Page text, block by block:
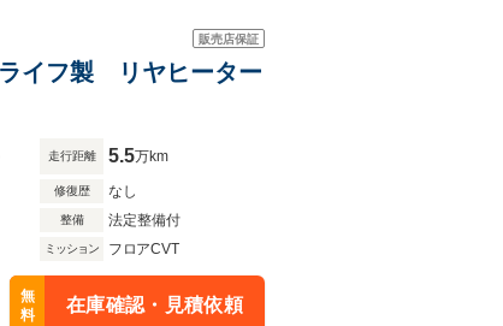
販売店保証
ライフ製 リヤヒーター
走行距離 5.5万km
修復歴 なし
整備 法定整備付
ミッション フロアCVT
無
料
在庫確認・見積依頼